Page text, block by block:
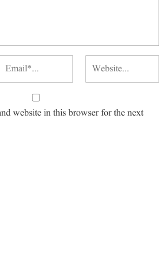
website in this browser for the next